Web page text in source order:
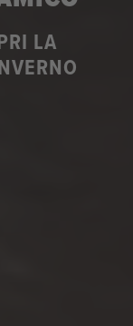
LA